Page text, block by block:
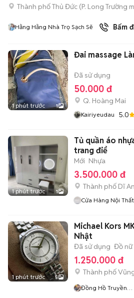
Thành phố Thủ Đức (P. Long Trường
Hằng Hằng Nhà Trọ Sạch Sẽ Bấm
1 phút trước 1
Đai massage
Đã sử dụng
50.000 đ
Q. Hoàng Mai
Kairiyeudau 5.0
1 phút trước 1
Tủ quần áo nhựa Xám Nữ kèm bàn
trang điể
Mới Nhựa
3.500.000 đ
Thành phố Dĩ An
Cửa Hàng Nội
1 phút trước 5
Michael Kors
Nhật
Đã sử dụng Đồ nữ
1.250.000 đ
Thành phố
Đồng Hồ Truyền